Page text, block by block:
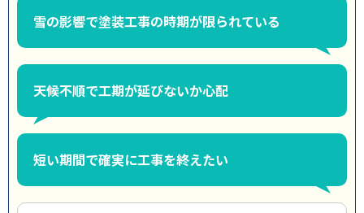
雪の影響で塗装工事の時期が限られている
天候不順で工期が延びないか心配
短い期間で確実に工事を終えたい